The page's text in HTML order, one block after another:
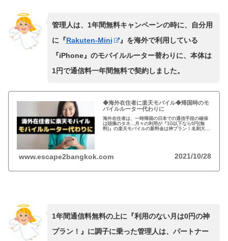
管理人は、1年間無料キャンペーンの時に、自分用
に『Rakuten-Mini
』を海外で利用している
『iPhone』のモバイルルーター替わりに、本体は
1円で通信料一年間無料で契約しました。
◆海外在住者に楽天モバイル◆帰国時のモ
バイルルーター代わりに
海外在住者は、一時帰国の日本での通信手段の確保
は頭痛のタネ…月々の利用が『1G以下なら0円(無
料)』の楽天モバイルの新料金は神プラン！名刺大の
www.escape2bangkok.com 2021/10/28
1年間通信料無料の上に『利用のない月は0円の神
プラン！』に調子に乗った管理人は、パートナー